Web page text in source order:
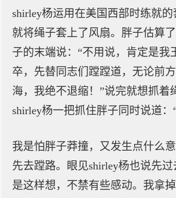
shirley杨运用在美国西部时练就
就将绳子套上了风扇。胖子估算
子的末端说：“不用说，肯定是我
卒，先替同志们蹚蹚道，无论前
海，我绝不退缩！”说完就想抓着
shirley杨一把抓住胖子同时说道：
我是怕胖子莽撞，又发生点什么
先去蹚路。眼见shirley杨也说先
是这样想，不禁有些感动。我拿